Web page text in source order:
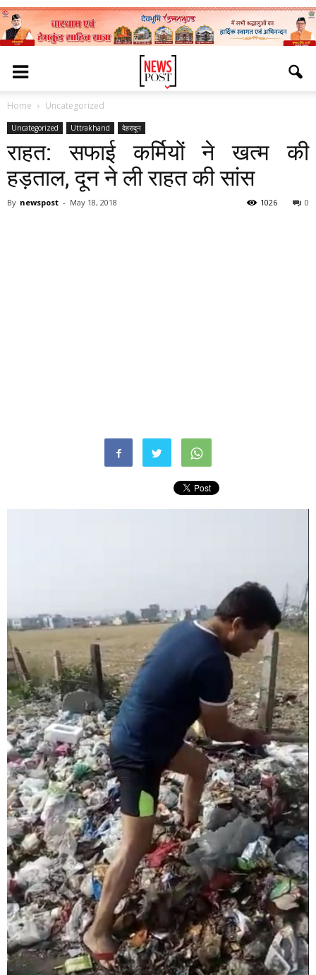
Home Uncategorized
Uncategorized Uttrakhand देहरादून
राहत: सफाई कर्मियों ने खत्म की
हड़ताल, दून ने ली राहत की सांस
By newspost - May 18, 2018 0
1026